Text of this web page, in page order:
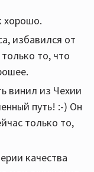
сделанный в
будет
хорошо.
избавился от
то, что
винил из Чехии
путь! :-) Он
только то,
качества